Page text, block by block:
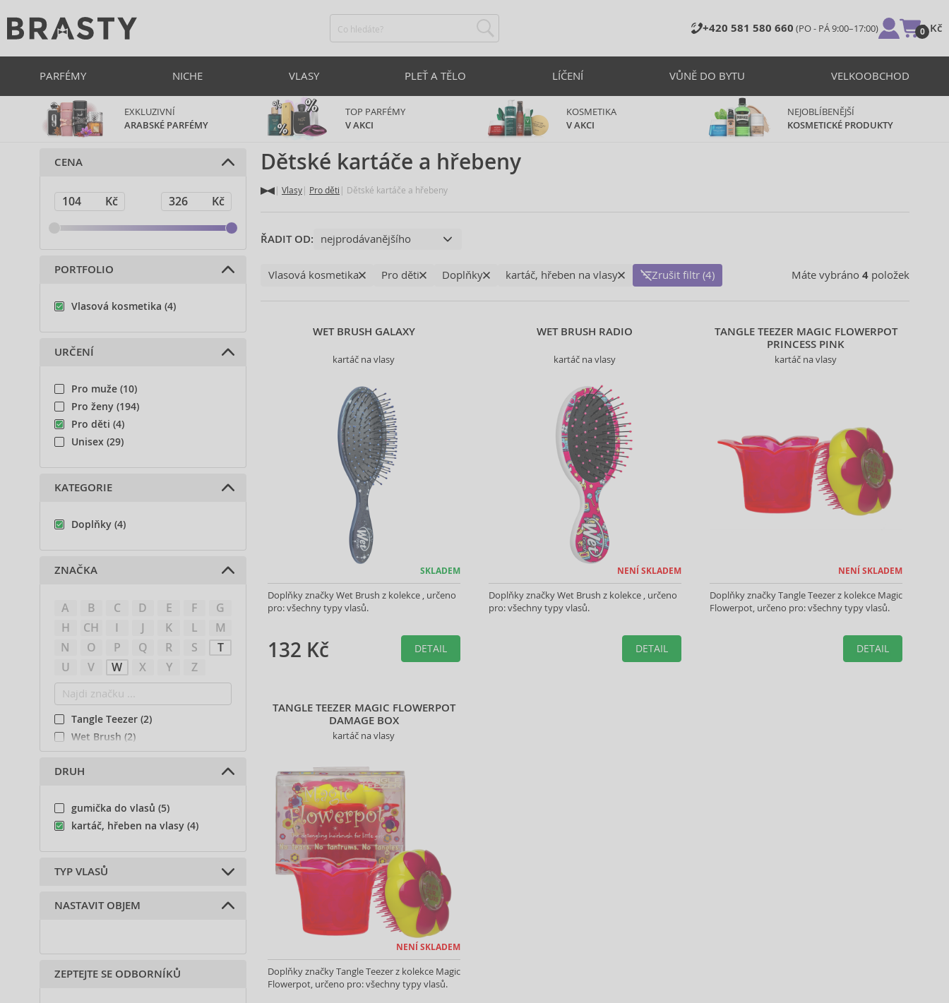
+420 581 580 660 (PO - PÁ 9:00–17:00) 0
0 Kč
PARFÉMY NICHE VLASY PLEŤ A TĚLO LÍČENÍ VŮNĚ DO BYTU VELKOOBCHOD
EXKLUZIVNÍ
ARABSKÉ PARFÉMY
TOP PARFÉMY
V AKCI
KOSMETIKA
V AKCI
NEJOBLÍBENĚJŠÍ
KOSMETICKÉ PRODUKTY
Dětské kartáče a hřebeny
Vlasy Pro děti Dětské kartáče a hřebeny
ŘADIT OD:
Máte vybráno 4položek
Vlasová kosmetika Pro děti Doplňky kartáč, hřeben na vlasy Zrušit filtr (4)
WET BRUSH GALAXY
kartáč na vlasy
SKLADEM
Doplňky značky Wet Brush z kolekce , určeno
pro: všechny typy vlasů.
132 Kč DETAIL
WET BRUSH RADIO
kartáč na vlasy
NENÍ SKLADEM
Doplňky značky Wet Brush z kolekce , určeno
pro: všechny typy vlasů.
DETAIL
TANGLE TEEZER MAGIC FLOWERPOT
PRINCESS PINK
kartáč na vlasy
NENÍ SKLADEM
Doplňky značky Tangle Teezer z kolekce Magic
Flowerpot, určeno pro: všechny typy vlasů.
DETAIL
TANGLE TEEZER MAGIC FLOWERPOT
DAMAGE BOX
kartáč na vlasy
NENÍ SKLADEM
Doplňky značky Tangle Teezer z kolekce Magic
Flowerpot, určeno pro: všechny typy vlasů.
CENA
PORTFOLIO
Vlasová kosmetika (4)
URČENÍ
Pro muže (10)
Pro ženy (194)
Pro děti (4)
Unisex (29)
KATEGORIE
Doplňky (4)
ZNAČKA
A B C D E F
G
H
CH I J K L
M
N
O P Q R S
T
U
V W X Y Z
Tangle Teezer (2)
Wet Brush (2)
DRUH
gumička do vlasů (5)
kartáč, hřeben na vlasy (4)
TYP VLASŮ
Všechny typy vlasů (4)
NASTAVIT OBJEM
ZEPTEJTE SE ODBORNÍKŮ